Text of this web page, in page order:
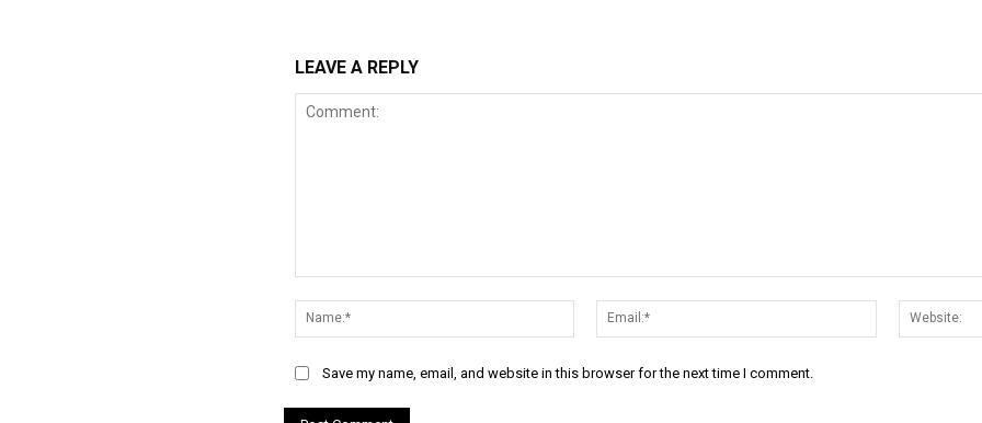
LEAVE A REPLY
Name:*
Email:*
Save my name, email, and website in this browser for the next time I comment.